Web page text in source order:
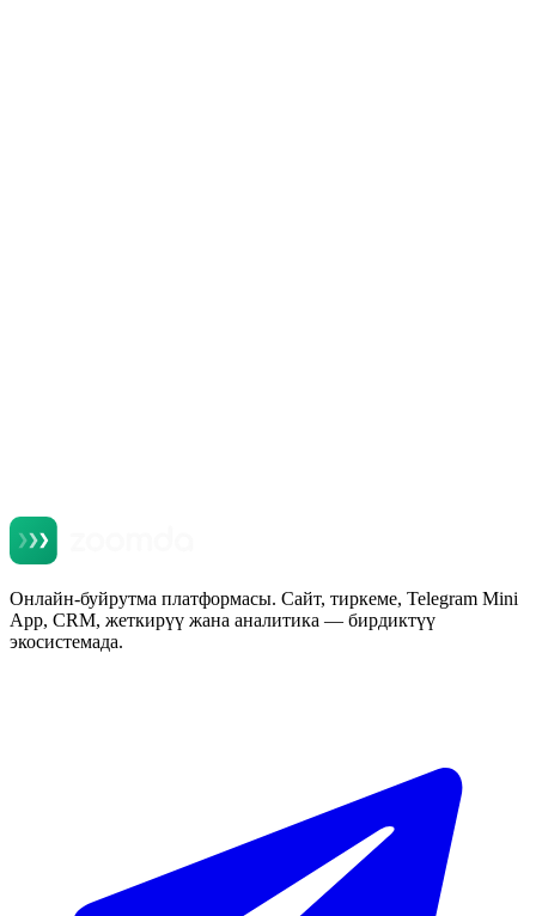
Онлайн-буйрутма платформасы. Сайт, тиркеме, Telegram Mini
App, CRM, жеткирүү жана аналитика — бирдиктүү
экосистемада.